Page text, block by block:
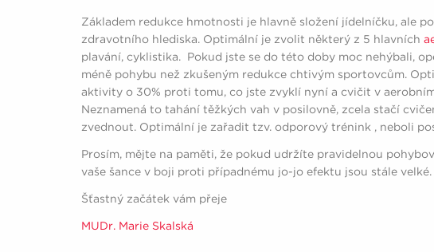
Základem redukce hmotnosti je hlavně složení jídelníčku, ale
zdravotního hlediska. Optimální je zvolit některý z 5 hlavních
plavání, cyklistika. Pokud jste se do této doby moc nehýbali,
méně pohybu než zkušeným redukce chtivým sportovcům.
aktivity o 30% proti tomu, co jste zvyklí nyní a cvičit v
Neznamená to tahání těžkých vah v posilovně, zcela stačí
zvednout. Optimální je zařadit tzv. odporový trénink , neboli
Prosím, mějte na paměti, že pokud udržíte pravidelnou
vaše šance v boji proti případnému jo-jo efektu jsou stále velké.
Šťastný začátek vám přeje
MUDr. Marie Skalská